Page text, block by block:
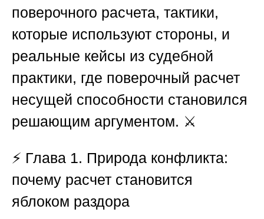
поверочного расчета, тактики,
которые используют стороны, и
реальные кейсы из судебной
практики, где поверочный расчет
несущей способности становился
решающим аргументом. ⚔️
⚡ Глава 1. Природа конфликта:
почему расчет становится
яблоком раздора